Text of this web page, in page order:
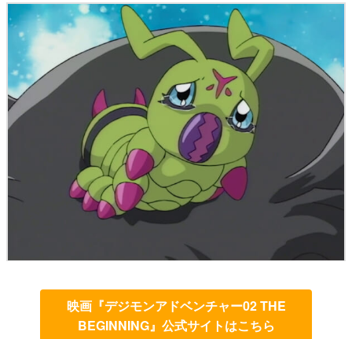
映画『デジモンアドベンチャー02 THE
BEGINNING』公式サイトはこちら